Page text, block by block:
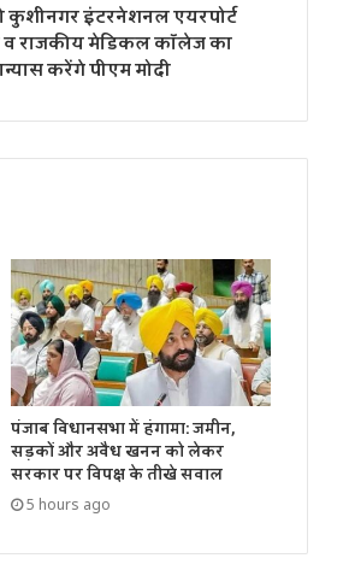
कुशीनगर इंटरनेशनल एयरपोर्ट
व राजकीय मेडिकल कॉलेज का
करेंगे पीएम मोदी
पंजाब विधानसभा में हंगामा: जमीन,
सड़कों और अवैध खनन को लेकर
सरकार पर विपक्ष के तीखे सवाल
5 hours ago